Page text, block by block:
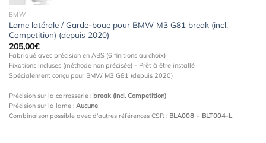
BMW
Lame latérale / Garde-boue pour BMW M3 G81 break (incl.
Competition) (depuis 2020)
205,00€
Fabriqué avec précision en ABS (6 finitions au choix)
Fixations incluses (méthode non précisée) - Prêt à être installé
Spécialement conçu pour BMW M3 G81 (depuis 2020)
Précision sur la carrosserie : break (incl. Competition)
Précision sur la lame : Aucune
Combinaison possible avec d'autres références CSR : BLA008 + BLT004-L